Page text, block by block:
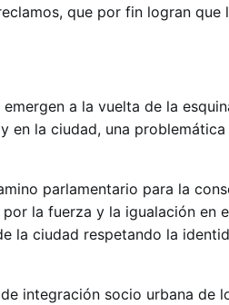
que por fin logran que
a la vuelta de la
en la ciudad, una
parlamentario para la
la fuerza y la igualación en
la ciudad respetando la
integración socio urbana de